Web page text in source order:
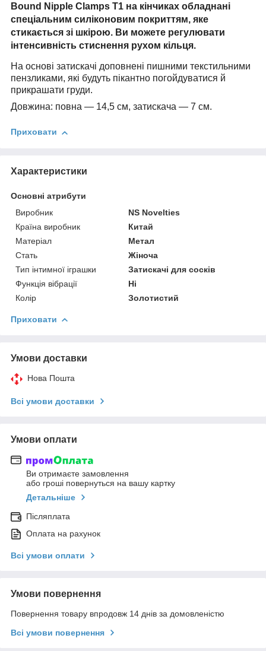
Bound Nipple Clamps T1 на кінчиках обладнані
спеціальним силіконовим покриттям, яке
стикається зі шкірою. Ви можете регулювати
інтенсивність стиснення рухом кільця.
На основі затискачі доповнені пишними текстильними
пензликами, які будуть пікантно погойдуватися й
прикрашати груди.
Довжина: повна — 14,5 см, затискача — 7 см.
Приховати
Характеристики
Основні атрибути
Виробник
NS Novelties
Країна виробник
Китай
Матеріал
Метал
Стать
Жіноча
Тип інтимної іграшки
Затискачі для сосків
Функція вібрації
Ні
Колір
Золотистий
Приховати
Умови доставки
Нова Пошта
Всі умови доставки
Умови оплати
Ви отримаєте замовлення
або гроші повернуться на вашу картку
Детальніше
Післяплата
Оплата на рахунок
Всі умови оплати
Умови повернення
Повернення товару впродовж 14 днів за домовленістю
Всі умови повернення